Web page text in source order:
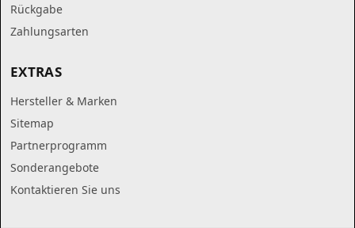
Rückgabe
Zahlungsarten
EXTRAS
Hersteller & Marken
Sitemap
Partnerprogramm
Sonderangebote
Kontaktieren Sie uns